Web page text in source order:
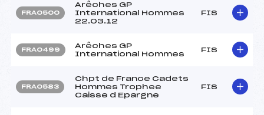
FRA0500
Arêches GP
International Hommes
22.03.12
FIS
FRA0499
Arêches GP
International Hommes
FIS
FRA0583
Chpt de France Cadets
Hommes Trophee
Caisse d Epargne
FIS